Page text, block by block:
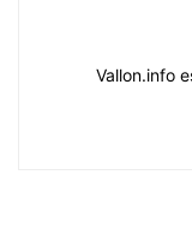
Vallon.info